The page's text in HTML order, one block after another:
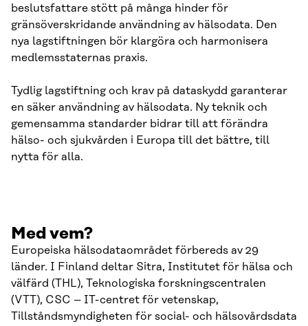
beslutsfattare stött på många hinder för
gränsöverskridande användning av hälsodata. Den
nya lagstiftningen bör klargöra och harmonisera
medlemsstaternas praxis.
Tydlig lagstiftning och krav på dataskydd garanterar
en säker användning av hälsodata. Ny teknik och
gemensamma standarder bidrar till att förändra
hälso- och sjukvården i Europa till det bättre, till
nytta för alla.
Med vem?
Europeiska hälsodataområdet förbereds av 29
länder. I Finland deltar Sitra, Institutet för hälsa och
välfärd (THL), Teknologiska forskningscentralen
(VTT), CSC – IT-centret för vetenskap,
Tillståndsmyndigheten för social- och hälsovårdsdata